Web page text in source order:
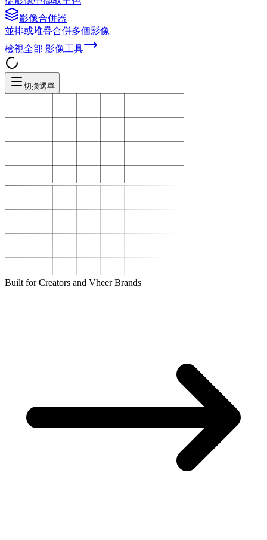
影像合併器
並排或堆疊合併多個影像
檢視全部 影像工具
切換選單
Built for Creators and Vheer Brands